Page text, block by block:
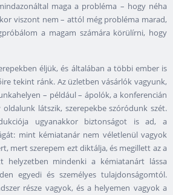
maga a probléma – hogy néha
viszont nem – attól még probléma marad,
a magam számára körülírni, hogy
éljük, és általában a többi ember is
tekint ránk. Az üzletben vásárlók vagyunk,
– például – ápolók, a konferencián
látszik, szerepekbe szóródunk szét.
ugyanakkor biztonságot is ad, a
mint kémiatanár nem véletlenül vagyok
mert szerepem ezt diktálja, és megillett az a
helyzetben mindenki a kémiatanárt lássa
egyedi és személyes tulajdonságomtól.
része vagyok, és a helyemen vagyok a